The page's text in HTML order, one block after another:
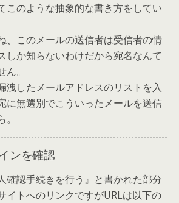
このような抽象的な書き方をしてい
、このメールの送信者は受信者の情
しか知らないわけだから宛名なんて
。
洩したメールアドレスのリストを入
に無選別でこういったメールを送信
ンを確認
確認手続きを行う』と書かれた部分
イトへのリンクですがURLは以下の